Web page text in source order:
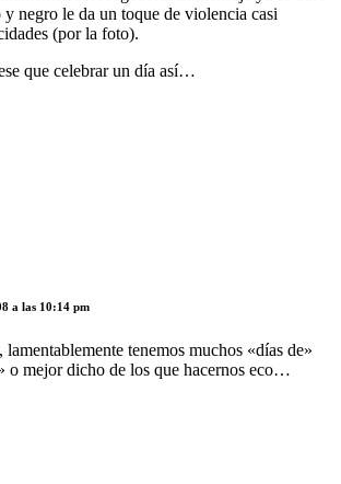
negro le da un toque de violencia casi
(por la foto).
que celebrar un día así…
a las 10:14 pm
lamentablemente tenemos muchos «días de»
o mejor dicho de los que hacernos eco…